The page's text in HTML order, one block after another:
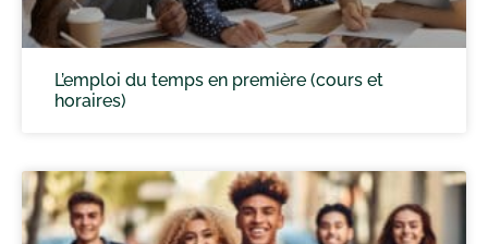
L’emploi du temps en première (cours et
horaires)